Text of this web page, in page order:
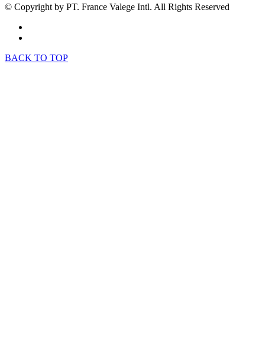
© Copyright by PT. France Valege Intl. All Rights Reserved
BACK TO TOP